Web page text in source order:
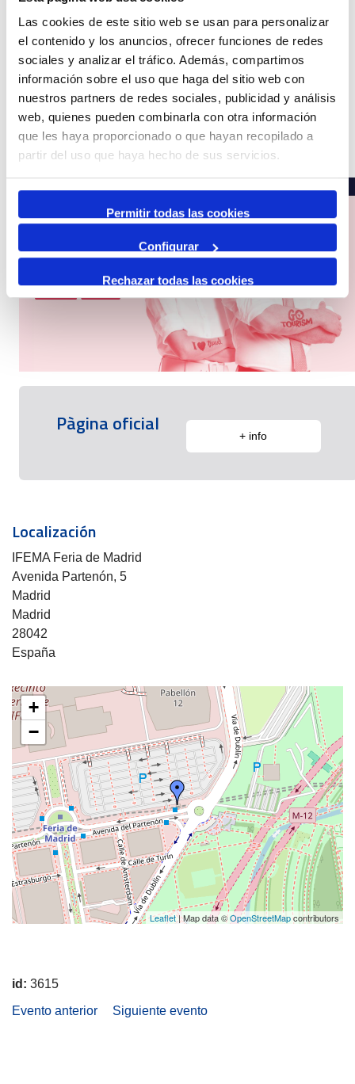
Las cookies de este sitio web se usan para personalizar
el contenido y los anuncios, ofrecer funciones de redes
sociales y analizar el tráfico. Además, compartimos
información sobre el uso que haga del sitio web con
nuestros partners de redes sociales, publicidad y análisis
web, quienes pueden combinarla con otra información
que les haya proporcionado o que hayan recopilado a
partir del uso que haya hecho de sus servicios.
Permitir todas las cookies
Configurar
Rechazar todas las cookies
MADRID (SPAIN)
Visita la pàgina web
Pàgina oficial + info
Localización
IFEMA Feria de Madrid
Avenida Partenón, 5
Madrid
Madrid
28042
España
+
−
Leaflet| Map data ©OpenStreetMapcontributors
id: 3615
Evento anterior
Siguiente evento